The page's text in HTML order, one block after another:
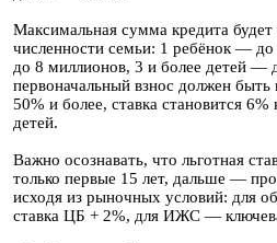
Максимальная сумма кредита будет
численности семьи: 1 ребёнок —
до 8 миллионов, 3 и более детей —
первоначальный взнос должен
50% и более, ставка становится 6%
детей.
Важно осознавать, что льготная
только первые 15 лет, дальше —
исходя из рыночных условий: для
ставка ЦБ + 2%, для ИЖС —